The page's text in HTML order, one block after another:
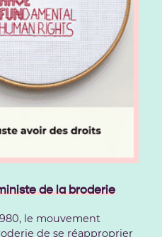
de la broderie
le mouvement
de se réapproprier